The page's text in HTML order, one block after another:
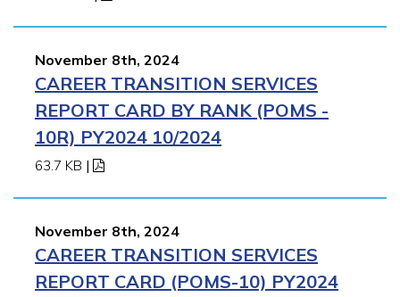
November 8th, 2024
CAREER TRANSITION SERVICES
REPORT CARD BY RANK (POMS -
10R) PY2024 10/2024
63.7 KB |
November 8th, 2024
CAREER TRANSITION SERVICES
REPORT CARD (POMS-10) PY2024